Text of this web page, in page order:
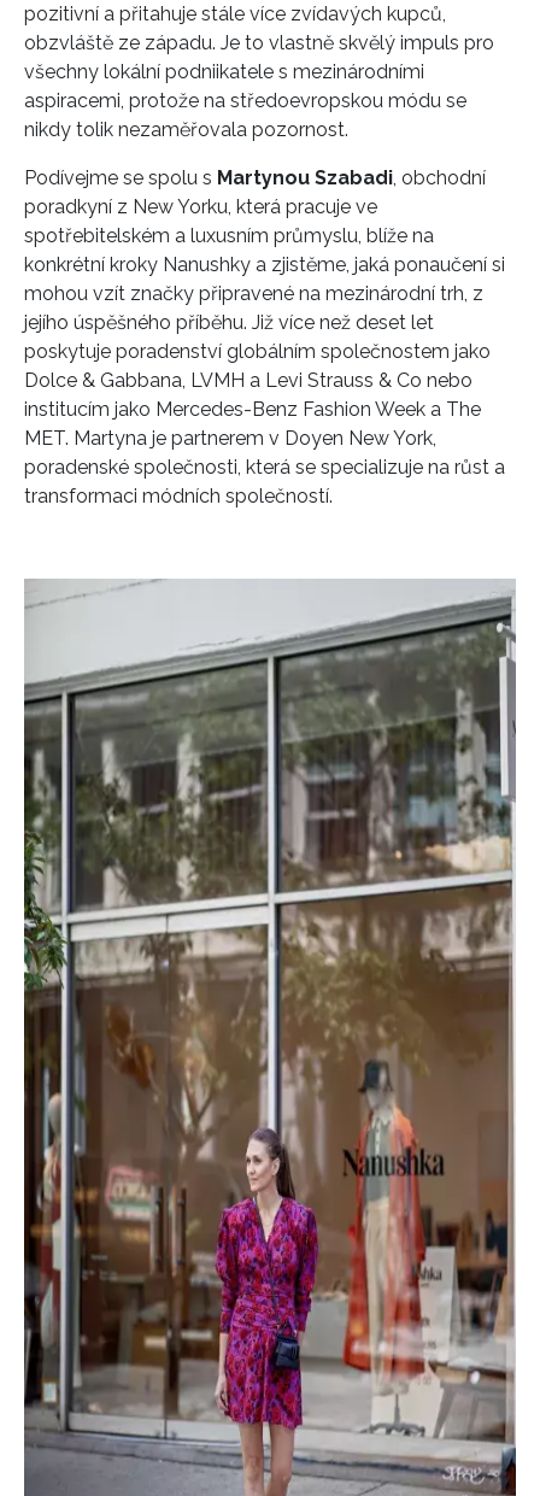
pozitivní a přitahuje stále více zvídavých kupců,
obzvláště ze západu. Je to vlastně skvělý impuls pro
všechny lokální podniikatele s mezinárodními
aspiracemi, protože na středoevropskou módu se
nikdy tolik nezaměřovala pozornost.
Podívejme se spolu s Martynou Szabadi , obchodní
poradkyní z New Yorku, která pracuje ve
spotřebitelském a luxusním průmyslu, blíže na
konkrétní kroky Nanushky a zjistěme, jaká ponaučení si
mohou vzít značky připravené na mezinárodní trh, z
jejího úspěšného příběhu. Již více než deset let
poskytuje poradenství globálním společnostem jako
Dolce & Gabbana, LVMH a Levi Strauss & Co nebo
institucím jako Mercedes-Benz Fashion Week a The
MET. Martyna je partnerem v Doyen New York,
poradenské společnosti, která se specializuje na růst a
transformaci módních společností.